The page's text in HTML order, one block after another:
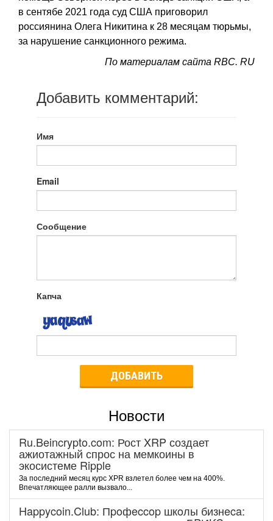
в сентябе 2021 года суд США приговорил
россиянина Олега Никитина к 28 месяцам тюрьмы,
за нарушение санкционного режима.
По материалам сайта RBC. RU
Добавить комментарий:
Имя
Email
Сообщение
Капча
ДОБАВИТЬ
Новости
Ru.Beincrypto.com: Рост XRP создает
ажиотажный спрос на мемкоины в
экосистеме Ripple
За последний месяц курс XPR взлетел более чем на 400%.
Впечатляющее ралли вызвало...
Happycoin.Club: Пpoфeccop шкoлы бизнeca: